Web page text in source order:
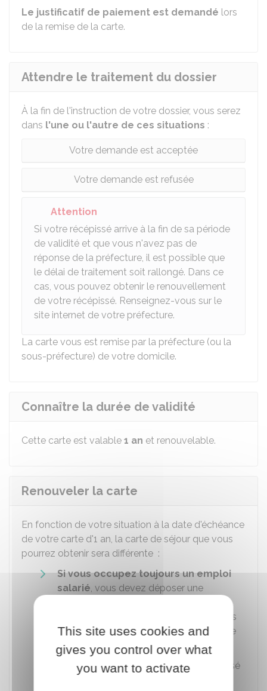
Le justificatif de paiement est demandé lors
de la remise de la carte.
Attendre le traitement du dossier
À la fin de l'instruction de votre dossier, vous serez
dans l'une ou l'autre de ces situations :
Votre demande est acceptée
Votre demande est refusée
Attention
Si votre récépissé arrive à la fin de sa période
de validité et que vous n'avez pas de
réponse de la préfecture, il est possible que
le délai de traitement soit rallongé. Dans ce
cas, vous pouvez obtenir le renouvellement
de votre récépissé. Renseignez-vous sur le
site internet de votre préfecture.
La carte vous est remise par la préfecture (ou la
sous-préfecture) de votre domicile.
Connaître la durée de validité
Cette carte est valable 1 an et renouvelable.
Renouveler la carte
En fonction de votre situation à la date d'échéance
de votre carte d'1 an, la carte de séjour que vous
pourrez obtenir sera différente :
Si vous occupez toujours un emploi
salarié, vous devez déposer une
carte de séjour. Si elle est acceptée, vous
recevez une carte de séjour pluriannuelle
valable 4 ans
Si vous êtes au chômage, et indemnisé
This site uses cookies and
gives you control over what
you want to activate